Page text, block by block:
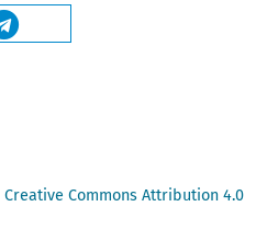
Creative Commons Attribution 4.0